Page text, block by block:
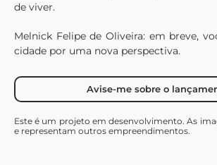
de viver.
Melnick Felipe de Oliveira: em breve,
cidade por uma nova perspectiva.
Avise-me sobre o
Este é um projeto em desenvolvimento. As
e representam outros empreendimentos.